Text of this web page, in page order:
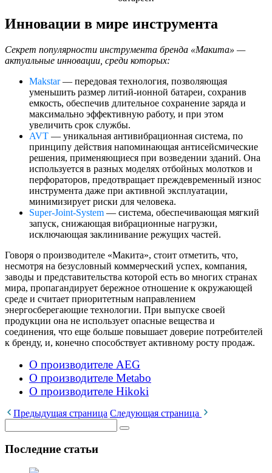
Инновации в мире инструмента
Секрет популярности инструмента бренда «Макита» —
актуальные инновации, среди которых:
Makstar— передовая технология, позволяющая
уменьшить размер литий-ионной батареи, сохранив
емкость, обеспечив длительное сохранение заряда и
максимально эффективную работу, и при этом
увеличить срок службы.
AVT — уникальная антивибрационная система, по
принципу действия напоминающая антисейсмические
решения, применяющиеся при возведении зданий. Она
используется в разных моделях отбойных молотков и
перфораторов, предотвращает преждевременный износ
инструмента даже при активной эксплуатации,
минимизирует риски для человека.
Super-Joint-System — система, обеспечивающая мягкий
запуск, снижающая вибрационные нагрузки,
исключающая заклинивание режущих частей.
Говоря о производителе «Макита», стоит отметить, что,
несмотря на безусловный коммерческий успех, компания,
заводы и представительства которой есть во многих странах
мира, пропагандирует бережное отношение к окружающей
среде и считает приоритетным направлением
энергосберегающие технологии. При выпуске своей
продукции она не использует опасные вещества и
соединения, что еще больше повышает доверие потребителей
к бренду, и, конечно способствует активному росту продаж.
О производителе AEG
О производителе Metabo
О производителе Hikoki
Предыдущая страница Следующая страница
Последние статьи